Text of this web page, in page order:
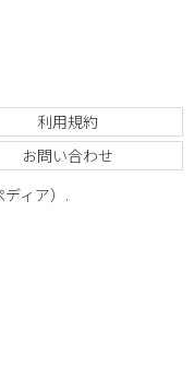
利用規約
お問い合わせ
ィア）.